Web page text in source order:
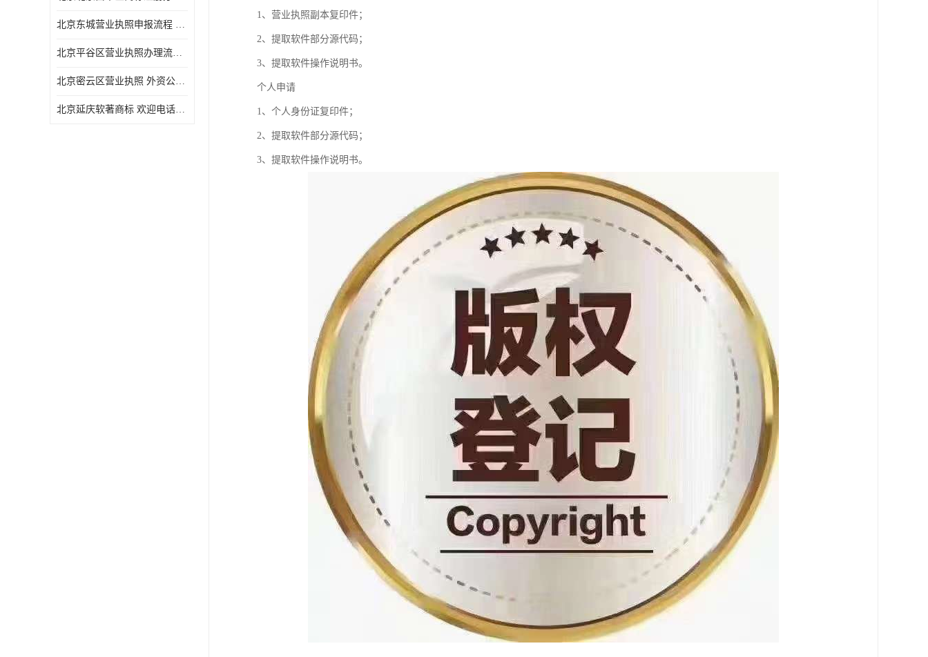
北京东城营业执照申报流程 中国香港公司转股 欢迎电话咨询
北京平谷区营业执照办理流程 代表处注册 欢迎电话咨询
北京密云区营业执照 外资公司变更 欢迎电话咨询
北京延庆软著商标 欢迎电话咨询
1、营业执照副本复印件；
2、提取软件部分源代码；
3、提取软件操作说明书。
个人申请
1、个人身份证复印件；
2、提取软件部分源代码；
3、提取软件操作说明书。